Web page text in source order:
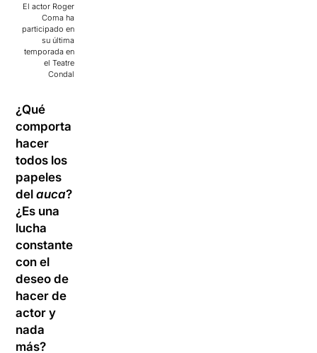
El actor Roger
Coma ha
participado en
su última
temporada en
el Teatre
Condal
¿Qué
comporta
hacer
todos los
papeles
delauca?
¿Es una
lucha
constante
con el
deseo de
hacer de
actor y
nada
más?